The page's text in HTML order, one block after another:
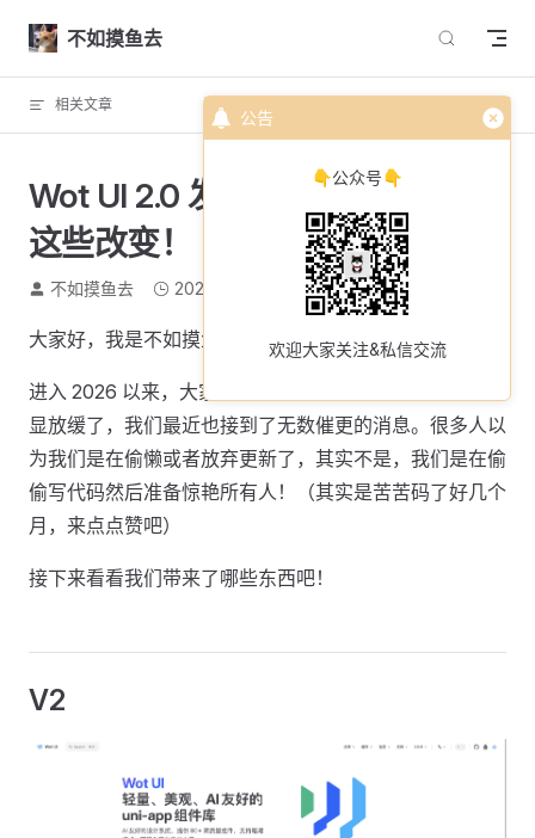
公告
👇公众号👇
欢迎大家关注&私信交流
Skip to content
不如摸鱼去
相关文章 回到顶部
Wot UI 2.0 发布了，我们带来了
这些改变！
不如摸鱼去 2026-04-22 2009 个字
大家好，我是不如摸鱼去，好久不见。
进入 2026 以来，大家可以感受到 wot-ui 的迭代速度明
显放缓了，我们最近也接到了无数催更的消息。很多人以
为我们是在偷懒或者放弃更新了，其实不是，我们是在偷
偷写代码然后准备惊艳所有人！（其实是苦苦码了好几个
月，来点点赞吧）
接下来看看我们带来了哪些东西吧！
V2